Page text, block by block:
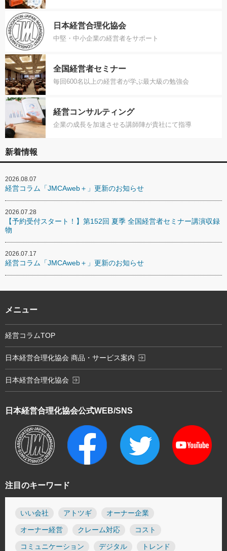
日本経営合理化協会
中堅・中小企業の経営者をサポート
全国経営者セミナー
毎回600名以上の経営者が学ぶ最大級の勉強会
経営コンサルティング
企業の成長を加速させる講師陣が貴社にて指導
新着情報
2026.08.07
経営コラム「JMCAweb＋」更新のお知らせ
2026.07.28
【予約受付スタート！】第152回 夏季 全国経営者セミナー講演収録
物
2026.07.17
経営コラム「JMCAweb＋」更新のお知らせ
注目のキーワード
いい会社 アトツギ オーナー企業
オーナー経営 クレーム対応 コスト
コミュニケーション デジタル トレンド
日本経営合理化協会公式WEB/SNS
メニュー
経営コラムTOP
日本経営合理化協会 商品・サービス案内 exit_to_app
日本経営合理化協会 exit_to_app